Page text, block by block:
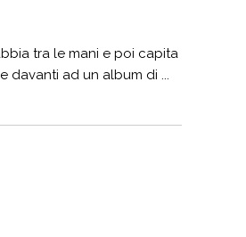
tra le mani e poi capita
davanti ad un album di ...